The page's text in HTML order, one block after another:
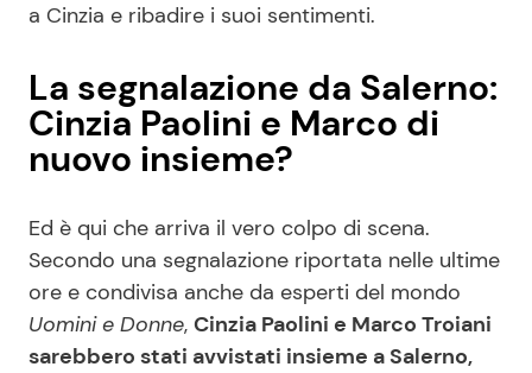
a Cinzia e ribadire i suoi sentimenti.
La segnalazione da Salerno:
Cinzia Paolini e Marco di
nuovo insieme?
Ed è qui che arriva il vero colpo di scena.
Secondo una segnalazione riportata nelle ultime
ore e condivisa anche da esperti del mondo
Uomini e Donne, Cinzia Paolini e Marco Troiani
sarebbero stati avvistati insieme a Salerno,